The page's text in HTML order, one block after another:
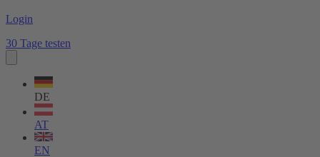
Login
30 Tage testen
Sprache
wählen
DE
AT
EN